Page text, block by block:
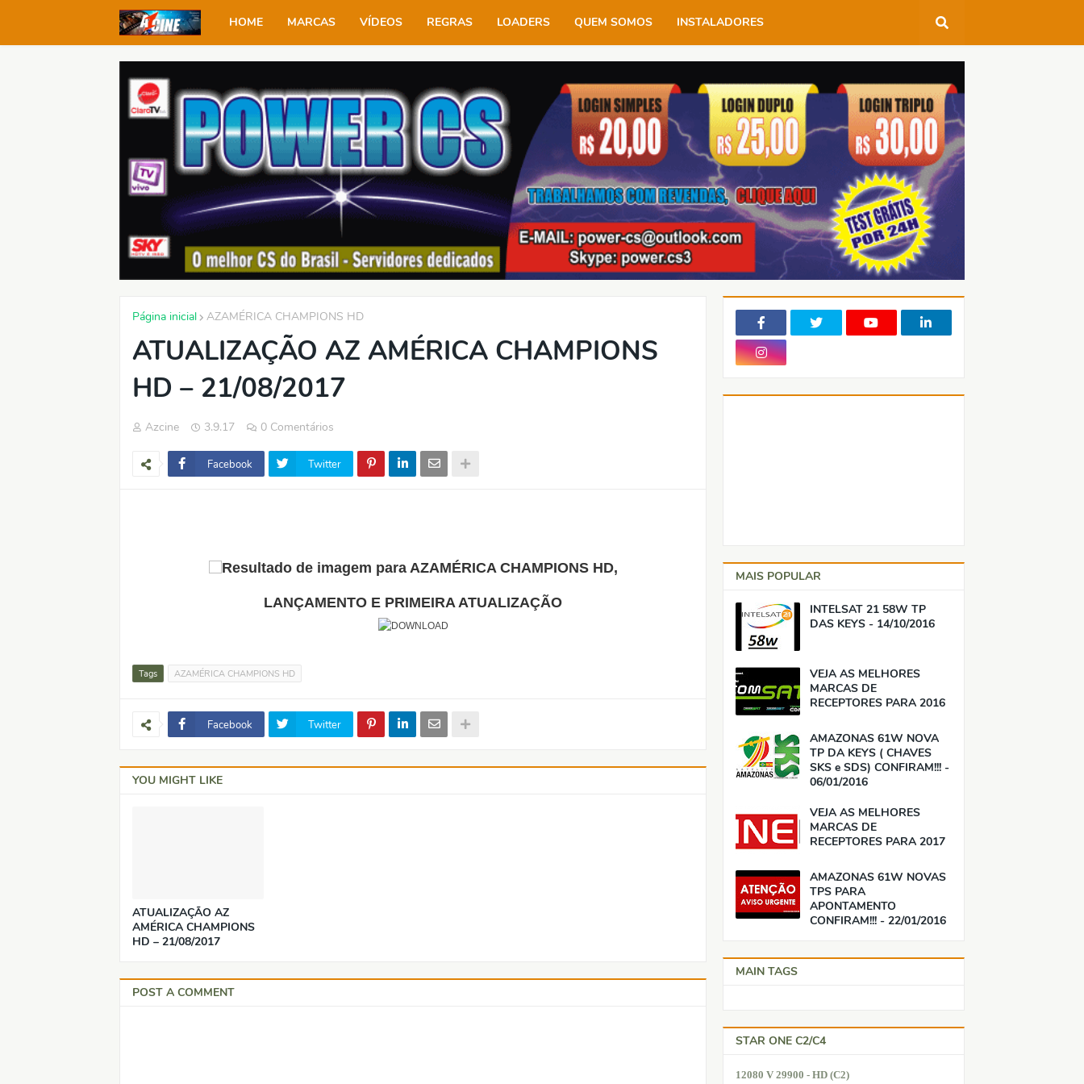
HOME MARCAS VÍDEOS REGRAS LOADERS QUEM SOMOS INSTALADORES
Página inicial AZAMÉRICA CHAMPIONS HD
ATUALIZAÇÃO AZ AMÉRICA CHAMPIONS
HD – 21/08/2017
Azcine 3.9.17 0 Comentários
Facebook Twitter
LANÇAMENTO E PRIMEIRA ATUALIZAÇÃO
Tags AZAMÉRICA CHAMPIONS HD
Facebook Twitter
YOU MIGHT LIKE
ATUALIZAÇÃO AZ
AMÉRICA CHAMPIONS
HD – 21/08/2017
POST A COMMENT
MAIS POPULAR
INTELSAT 21 58W TP
DAS KEYS - 14/10/2016
VEJA AS MELHORES
MARCAS DE
RECEPTORES PARA 2016
AMAZONAS 61W NOVA
TP DA KEYS ( CHAVES
SKS e SDS) CONFIRAM!!! -
06/01/2016
VEJA AS MELHORES
MARCAS DE
RECEPTORES PARA 2017
AMAZONAS 61W NOVAS
TPS PARA
APONTAMENTO
CONFIRAM!!! - 22/01/2016
MAIN TAGS
STAR ONE C2/C4
12080 V 29900 - HD (C2)